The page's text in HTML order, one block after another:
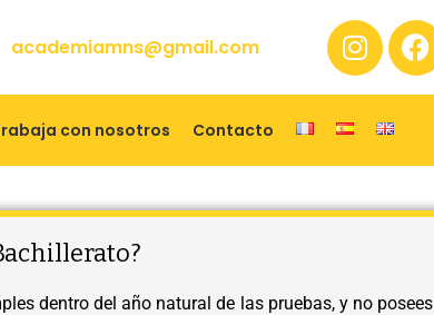
academiamns@gmail.com
con nosotros Contacto
dentro del año natural de las pruebas, y no posees